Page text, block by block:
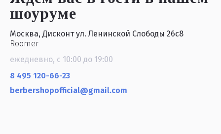
шоуруме
Москва, Дисконт ул. Ленинской Слободы 26с8
Roomer
ежедневно, с 10:00 до 19:00
8 495 120-66-23
berbershopofficial@gmail.com